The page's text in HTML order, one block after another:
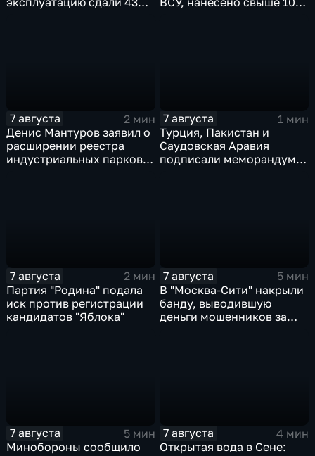
7 августа
2 мин
Денис Мантуров заявил о
расширении реестра
индустриальных парков в
7 августа
1 мин
Турция, Пакистан и
Саудовская Аравия
подписали меморандум о
7 августа
2 мин
Партия "Родина" подала
иск против регистрации
кандидатов "Яблока"
7 августа
5 мин
В "Москва‑Сити" накрыли
банду, выводившую
деньги мошенников за
7 августа
5 мин
Минобороны сообщило
7 августа
4 мин
Открытая вода в Сене: